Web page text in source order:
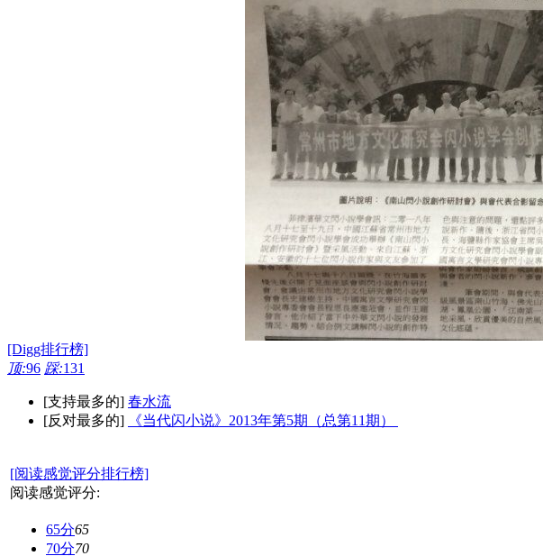
[Digg排行榜]
顶:96 踩:131
[支持最多的] 春水流
[反对最多的]
《当代闪小说》2013年第5期（总第11期）
[阅读感觉评分排行榜]
阅读感觉评分:
65分65
70分70